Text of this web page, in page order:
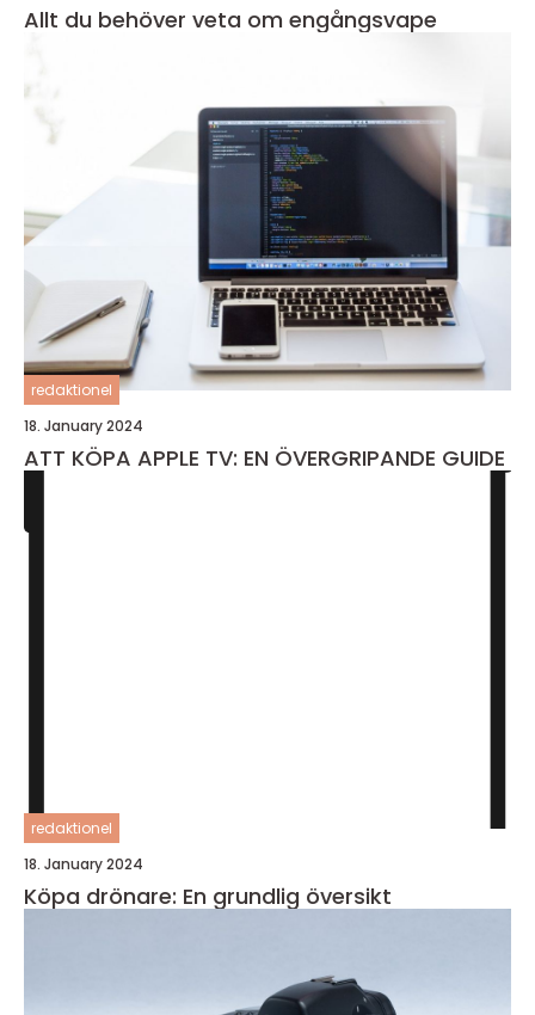
Allt du behöver veta om engångsvape
redaktionel
18. January 2024
ATT KÖPA APPLE TV: EN ÖVERGRIPANDE GUIDE
redaktionel
18. January 2024
Köpa drönare: En grundlig översikt